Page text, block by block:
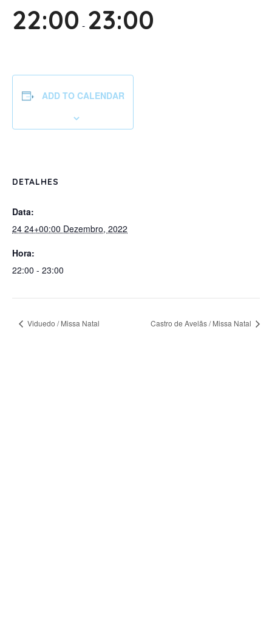
22:00 - 23:00
ADD TO CALENDAR
DETALHES
Data:
24 24+00:00 Dezembro, 2022
Hora:
22:00 - 23:00
Viduedo / Missa Natal Castro de Avelãs / Missa Natal